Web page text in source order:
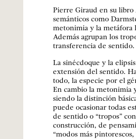
Pierre Giraud en su libro
semánticos como
metonimia y la metáfora
Además agrupan los
transferencia de sentido.
La sinécdoque y la
extensión del sentido.
todo, la especie por el
En cambio la metonimia
siendo la distinción
puede ocasionar todas
de sentido o “tropos”
construcción, de
“modos más